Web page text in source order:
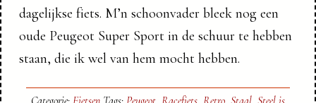
dagelijkse fiets. M’n schoonvader bleek nog een
oude Peugeot Super Sport in de schuur te hebben
staan, die ik wel van hem mocht hebben.